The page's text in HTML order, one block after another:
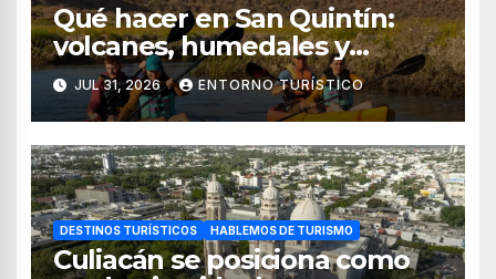
Qué hacer en San Quintín:
volcanes, humedales y
sabores del mar
JUL 31, 2026 ENTORNO TURÍSTICO
DESTINOS TURÍSTICOS HABLEMOS DE TURISMO
Culiacán se posiciona como